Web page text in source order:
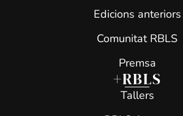
Edicions anteriors
Comunitat RBLS
Premsa
+RBLS
Tallers